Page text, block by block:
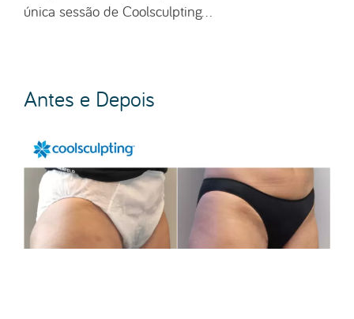
única sessão de Coolsculpting…
Antes e Depois